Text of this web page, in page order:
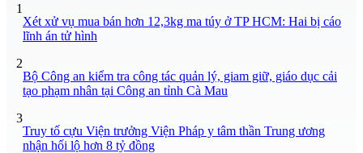
1
Xét xử vụ mua bán hơn 12,3kg ma túy ở TP HCM: Hai bị cáo
lĩnh án tử hình
2
Bộ Công an kiểm tra công tác quản lý, giam giữ, giáo dục cải
tạo phạm nhân tại Công an tỉnh Cà Mau
3
Truy tố cựu Viện trưởng Viện Pháp y tâm thần Trung ương
nhận hối lộ hơn 8 tỷ đồng